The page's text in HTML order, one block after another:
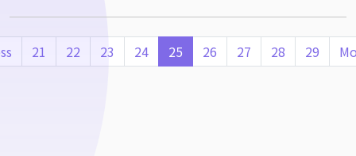
21 22 23 24 25 26 27 28 29